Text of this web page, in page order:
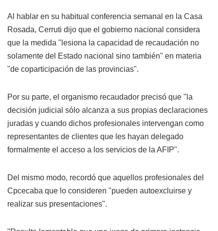
Al hablar en su habitual conferencia semanal en la Casa
Rosada, Cerruti dijo que el gobierno nacional considera
que la medida "lesiona la capacidad de recaudación no
solamente del Estado nacional sino también" en materia
"de coparticipación de las provincias".
Por su parte, el organismo recaudador precisó que "la
decisión judicial sólo alcanza a sus propias declaraciones
juradas y cuando dichos profesionales intervengan como
representantes de clientes que les hayan delegado
formalmente el acceso a los servicios de la AFIP".
Del mismo modo, recordó que aquellos profesionales del
Cpcecaba que lo consideren "pueden autoexcluirse y
realizar sus presentaciones".